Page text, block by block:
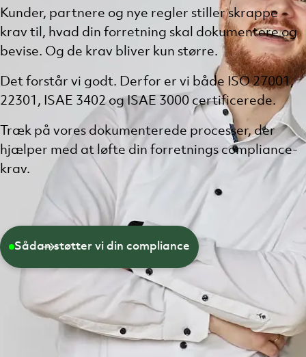
Kunder, partnere og nye regler stiller skrappe
krav til, hvad din forretning skal dokumentere og
bevise. Og de krav bliver kun større.
Det forstår vi godt. Derfor er vi både ISO 27001,
22301, ISAE 3402 og ISAE 3000 certificerede.
Træk på vores dokumenterede processer, der
hjælper med at løfte din forretnings compliance-
krav.
Sådan støtter vi din compliance